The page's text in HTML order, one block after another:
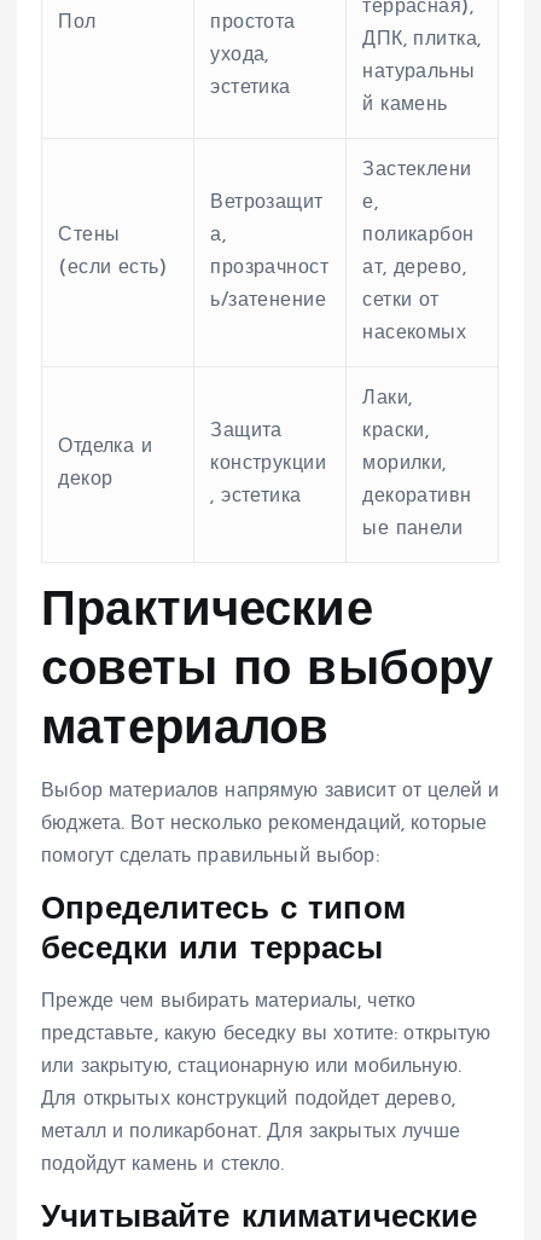
Пол
простота
ухода,
эстетика
террасная),
ДПК, плитка,
натуральны
й камень
Стены
(если есть)
Ветрозащит
а,
прозрачност
ь/затенение
Застеклени
е,
поликарбон
ат, дерево,
сетки от
насекомых
Отделка и
декор
Защита
конструкции
, эстетика
Лаки,
краски,
морилки,
декоративн
ые панели
Практические
советы по выбору
материалов
Выбор материалов напрямую зависит от целей и
бюджета. Вот несколько рекомендаций, которые
помогут сделать правильный выбор:
Определитесь с типом
беседки или террасы
Прежде чем выбирать материалы, четко
представьте, какую беседку вы хотите: открытую
или закрытую, стационарную или мобильную.
Для открытых конструкций подойдет дерево,
металл и поликарбонат. Для закрытых лучше
подойдут камень и стекло.
Учитывайте климатические